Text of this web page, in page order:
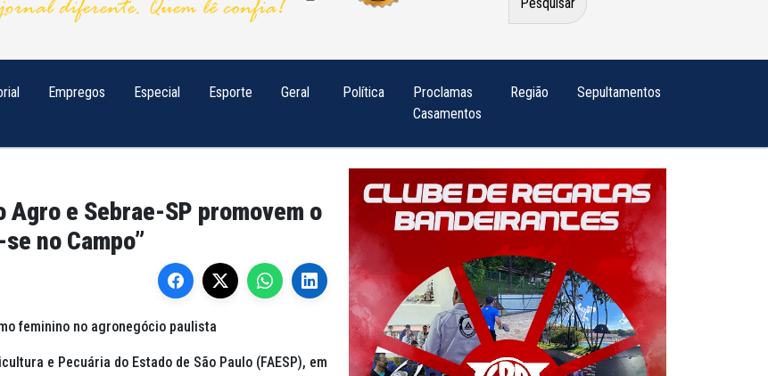
Empregos Especial Esporte Geral Política
Proclamas
Casamentos
Região Sepultamentos
Agro e Sebrae-SP promovem o
no Campo”
feminino no agronegócio paulista
e Pecuária do Estado de São Paulo (FAESP), em